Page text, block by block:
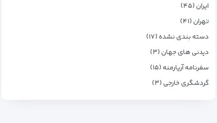
ایران (۴۵)
تهران (۴۱)
دسته بندی نشده (۱۷)
دیدنی های جهان (۳)
سفرنامه آریارمنه (۱۵)
گردشگری خارجی (۳)